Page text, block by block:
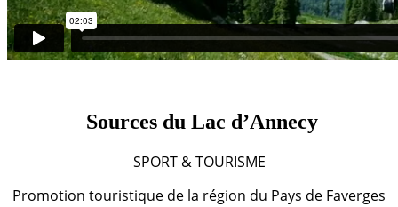
Sources du Lac d’Annecy
SPORT & TOURISME
Promotion touristique de la région du Pays de Faverges